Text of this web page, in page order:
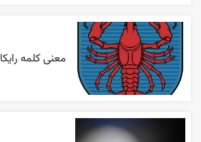
معنی کلمه رایکا